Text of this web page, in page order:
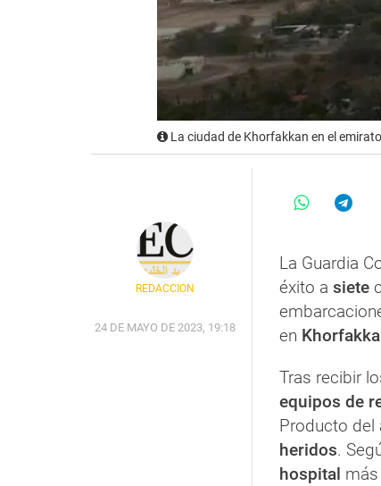
La ciudad de Khorfakkan en el
REDACCIÓN
24 DE MAYO DE 2023, 19:18
La Guardia
éxito a siete
en
Tras recibir
equipos de
Producto del
heridos.
hospital